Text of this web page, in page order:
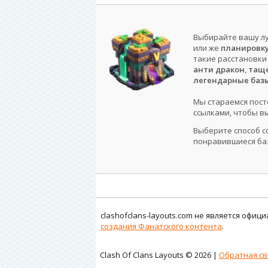
Выбирайте вашу
или же
такие
анти дракон,
легендарные
Мы стараемся
ссылками, чтобы
Выберите способ
понравившиеся
clashofclans-layouts.com не является
создания Фанатского контента.
Clash Of Clans Layouts © 2026 | Обратная